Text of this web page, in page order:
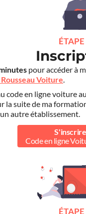
ÉTAPE
pour accéder à
Rousseau Voiture.
code en ligne voiture
la suite de ma
autre établissement.
Code en ligne
ÉTAPE